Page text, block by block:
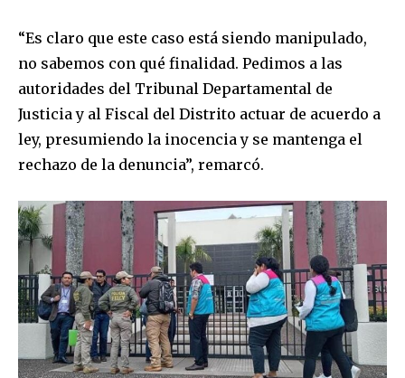
“Es claro que este caso está siendo manipulado,
no sabemos con qué finalidad. Pedimos a las
autoridades del Tribunal Departamental de
Justicia y al Fiscal del Distrito actuar de acuerdo a
ley, presumiendo la inocencia y se mantenga el
rechazo de la denuncia”, remarcó.